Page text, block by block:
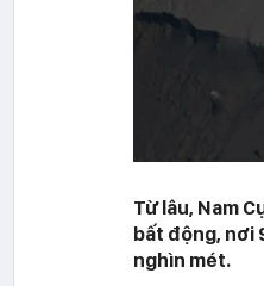
Từ lâu, Nam
bất động, nơi
nghìn mét.